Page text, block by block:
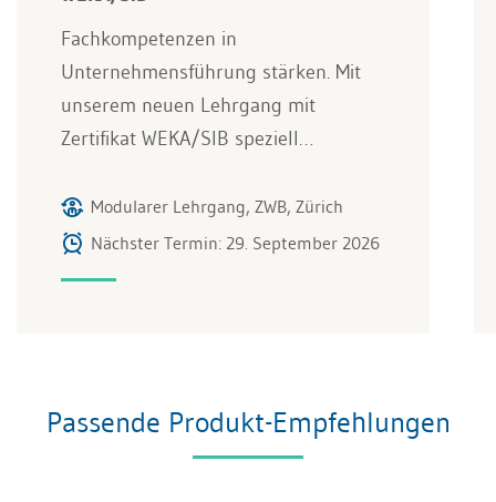
Fachkompetenzen in
Unternehmensführung stärken. Mit
unserem neuen Lehrgang mit
Zertifikat WEKA/SIB speziell…
Modularer Lehrgang, ZWB, Zürich
Nächster Termin: 29. September 2026
Passende Produkt-Empfehlungen